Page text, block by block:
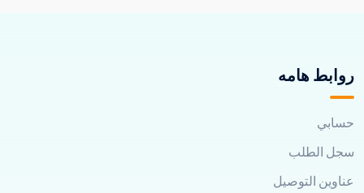
روابط هامه
حسابي
سجل الطلب
عناوين التوصيل